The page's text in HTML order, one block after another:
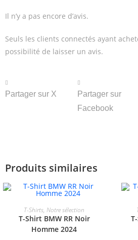
Il n’y a pas encore d’avis.
Seuls les clients connectés ayant
possibilité de laisser un avis.
Partager sur X
Partager sur
Facebook
Produits similaires
-10%
CHOIX DES OPTIONS
T-Shirts, Notre sélection
T-Shirt BMW RR Noir
Homme 2024